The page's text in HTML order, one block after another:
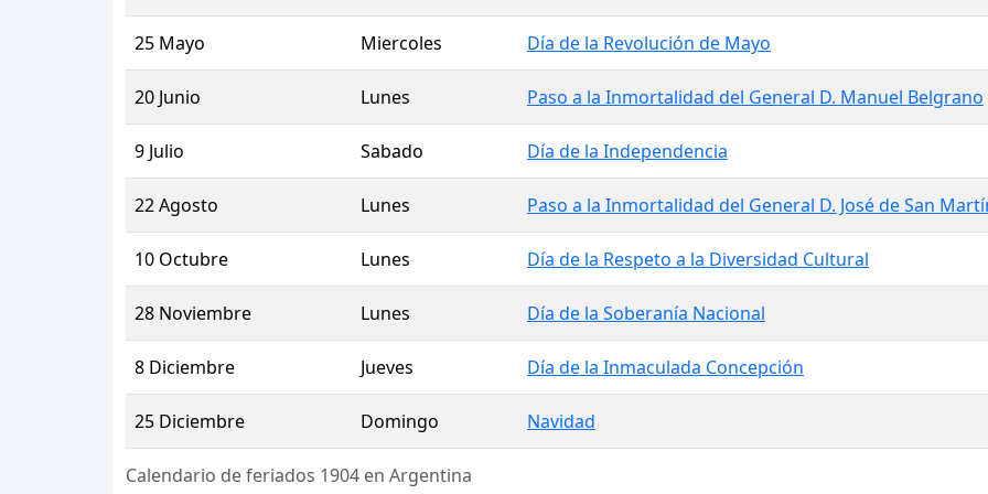
Calendario de feriados 1904 en Argentina
25 Mayo Miercoles Día de la Revolución de Mayo
20 Junio Lunes Paso a la Inmortalidad del General D. Manuel Belgrano
9 Julio Sabado Día de la Independencia
22 Agosto Lunes Paso a la Inmortalidad del General D. José de San
10 Octubre Lunes Día de la Respeto a la Diversidad Cultural
28 Noviembre Lunes Día de la Soberanía Nacional
8 Diciembre Jueves Día de la Inmaculada Concepción
25 Diciembre Domingo Navidad